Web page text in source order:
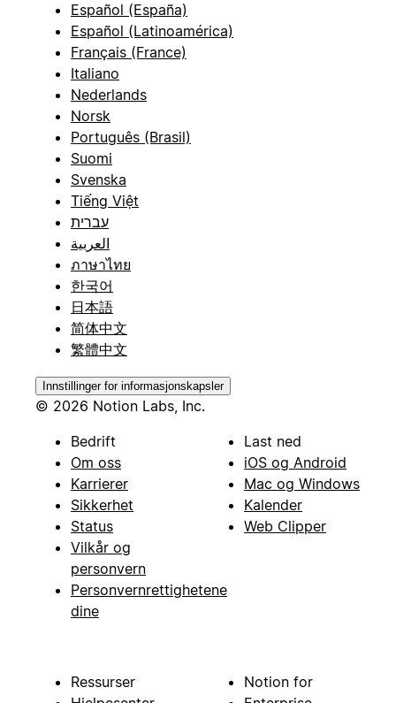
Español (España)
Español (Latinoamérica)
Français (France)
Italiano
Nederlands
Norsk
Português (Brasil)
Suomi
Svenska
Tiếng Việt
עברית
العربية
ภาษาไทย
한국어
日本語
简体中文
繁體中文
Innstillinger for informasjonskapsler
© 2026 Notion Labs, Inc.
Bedrift
Om oss
Karrierer
Sikkerhet
Status
Vilkår og
personvern
Personvernrettighetene
dine
Last ned
iOS og Android
Mac og Windows
Kalender
Web Clipper
Ressurser
Notion for